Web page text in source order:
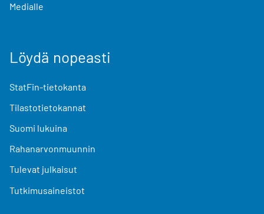
Medialle
Löydä nopeasti
StatFin-tietokanta
Tilastotietokannat
Suomi lukuina
Rahanarvonmuunnin
Tulevat julkaisut
Tutkimusaineistot